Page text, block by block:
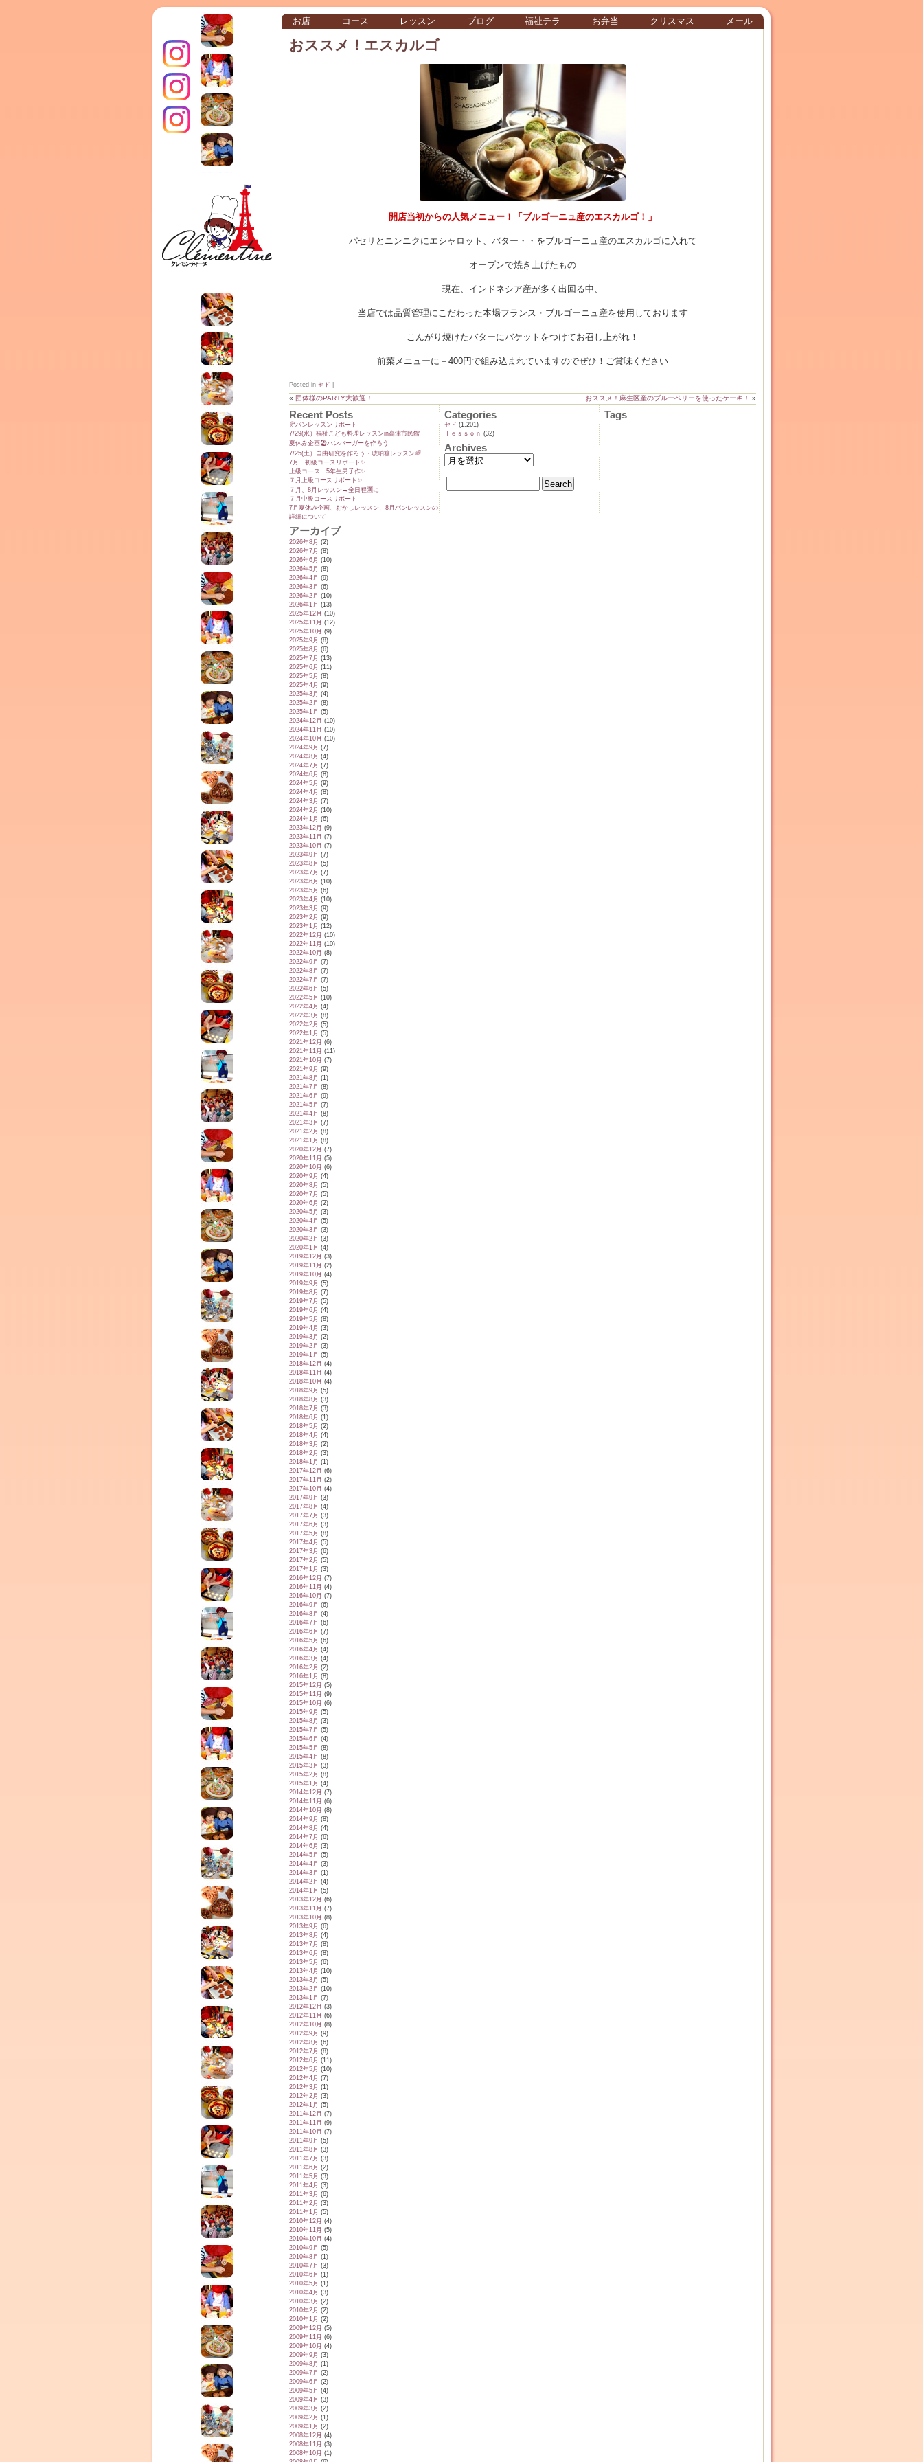
クレモンティーヌ – 新百合ヶ丘の料理教
室・テイクアウト Clémentine (produced
by CEDO)
お店 コース レッスン ブログ 福祉テラ お弁当 クリスマス メール
インス
タグラ
おススメ！エスカルゴ
開店当初からの人気メニュー！「ブルゴーニュ産のエスカルゴ！」
パセリとニンニクにエシャロット、バター・・をブルゴーニュ産のエスカルゴに入れて
オーブンで焼き上げたもの
現在、インドネシア産が多く出回る中、
当店では品質管理にこだわった本場フランス・ブルゴーニュ産を使用しております
こんがり焼けたバターにバケットをつけてお召し上がれ！
前菜メニューに＋400円で組み込まれていますのでぜひ！ご賞味ください
Posted in セド
« 団体様のPARTY大歓迎！ おススメ！麻生区産のブルーベリーを使ったケーキ！ »
Recent Posts
🥐パンレッスンリポート
7/29(水）福祉こども料理レッスンin高津市民館
夏休み企画🏖️ハンバーガーを作ろう
7/25(土）自由研究を作ろう・琥珀糖レッスン🌈
7月 初級コースリポート✨️
上級コース 5年生男子作✨️
７月上級コースリポート✨️
７月、8月レッスン→全日程🈵に
７月中級コースリポート
7月夏休み企画、おかしレッスン、8月パンレッスンの
詳細について
アーカイブ
2026年8月 (2)
2026年7月 (8)
2026年6月 (10)
2026年5月 (8)
2026年4月 (9)
2026年3月 (6)
2026年2月 (10)
2026年1月 (13)
2025年12月 (10)
2025年11月 (12)
2025年10月 (9)
2025年9月 (8)
2025年8月 (6)
2025年7月 (13)
2025年6月 (11)
2025年5月 (8)
2025年4月 (9)
2025年3月 (4)
2025年2月 (8)
2025年1月 (5)
2024年12月 (10)
2024年11月 (10)
2024年10月 (10)
2024年9月 (7)
2024年8月 (4)
2024年7月 (7)
2024年6月 (8)
2024年5月 (9)
2024年4月 (8)
2024年3月 (7)
2024年2月 (10)
2024年1月 (6)
2023年12月 (9)
2023年11月 (7)
2023年10月 (7)
2023年9月 (7)
2023年8月 (5)
2023年7月 (7)
2023年6月 (10)
2023年5月 (6)
2023年4月 (10)
2023年3月 (9)
2023年2月 (9)
2023年1月 (12)
2022年12月 (10)
2022年11月 (10)
2022年10月 (8)
2022年9月 (7)
2022年8月 (7)
2022年7月 (7)
2022年6月 (5)
2022年5月 (10)
2022年4月 (4)
2022年3月 (8)
2022年2月 (5)
2022年1月 (5)
2021年12月 (6)
2021年11月 (11)
2021年10月 (7)
2021年9月 (9)
2021年8月 (1)
2021年7月 (8)
2021年6月 (9)
2021年5月 (7)
2021年4月 (8)
2021年3月 (7)
2021年2月 (8)
2021年1月 (8)
2020年12月 (7)
2020年11月 (5)
2020年10月 (6)
2020年9月 (4)
2020年8月 (5)
2020年7月 (5)
2020年6月 (2)
2020年5月 (3)
2020年4月 (5)
2020年3月 (3)
2020年2月 (3)
2020年1月 (4)
2019年12月 (3)
2019年11月 (2)
2019年10月 (4)
2019年9月 (5)
2019年8月 (7)
2019年7月 (5)
2019年6月 (4)
2019年5月 (8)
2019年4月 (3)
2019年3月 (2)
2019年2月 (3)
2019年1月 (5)
2018年12月 (4)
2018年11月 (4)
2018年10月 (4)
2018年9月 (5)
2018年8月 (3)
2018年7月 (3)
2018年6月 (1)
2018年5月 (2)
2018年4月 (4)
2018年3月 (2)
2018年2月 (3)
2018年1月 (1)
2017年12月 (6)
2017年11月 (2)
2017年10月 (4)
2017年9月 (3)
2017年8月 (4)
2017年7月 (3)
2017年6月 (3)
2017年5月 (8)
2017年4月 (5)
2017年3月 (6)
2017年2月 (5)
2017年1月 (3)
2016年12月 (7)
2016年11月 (4)
2016年10月 (7)
2016年9月 (6)
2016年8月 (4)
2016年7月 (6)
2016年6月 (7)
2016年5月 (6)
2016年4月 (4)
2016年3月 (4)
2016年2月 (2)
2016年1月 (8)
2015年12月 (5)
2015年11月 (9)
2015年10月 (6)
2015年9月 (5)
2015年8月 (3)
2015年7月 (5)
2015年6月 (4)
2015年5月 (8)
2015年4月 (8)
2015年3月 (3)
2015年2月 (8)
2015年1月 (4)
2014年12月 (7)
2014年11月 (6)
2014年10月 (8)
2014年9月 (8)
2014年8月 (4)
2014年7月 (6)
2014年6月 (3)
2014年5月 (5)
2014年4月 (3)
2014年3月 (1)
2014年2月 (4)
2014年1月 (5)
2013年12月 (6)
2013年11月 (7)
2013年10月 (8)
2013年9月 (6)
2013年8月 (4)
2013年7月 (8)
2013年6月 (8)
2013年5月 (6)
2013年4月 (10)
2013年3月 (5)
2013年2月 (10)
2013年1月 (7)
2012年12月 (3)
2012年11月 (6)
2012年10月 (8)
2012年9月 (9)
2012年8月 (6)
2012年7月 (8)
2012年6月 (11)
2012年5月 (10)
2012年4月 (7)
2012年3月 (1)
2012年2月 (3)
2012年1月 (5)
2011年12月 (7)
2011年11月 (9)
2011年10月 (7)
2011年9月 (5)
2011年8月 (3)
2011年7月 (3)
2011年6月 (2)
2011年5月 (3)
2011年4月 (3)
2011年3月 (6)
2011年2月 (3)
2011年1月 (5)
2010年12月 (4)
2010年11月 (5)
2010年10月 (4)
2010年9月 (5)
2010年8月 (1)
2010年7月 (3)
2010年6月 (1)
2010年5月 (1)
2010年4月 (3)
2010年3月 (2)
2010年2月 (2)
2010年1月 (2)
2009年12月 (5)
2009年11月 (6)
2009年10月 (4)
2009年9月 (3)
2009年8月 (1)
2009年7月 (2)
2009年6月 (2)
2009年5月 (4)
2009年4月 (3)
2009年3月 (2)
2009年2月 (1)
2009年1月 (2)
2008年12月 (4)
2008年11月 (3)
2008年10月 (1)
Categories
セド (1,201)
ｌｅｓｓｏｎ (32)
Archives
Tags